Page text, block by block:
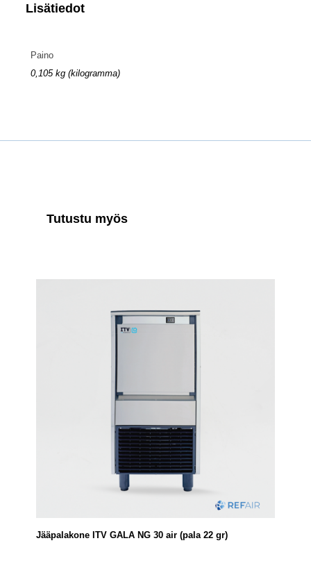
Lisätiedot
Paino
0,105 kg (kilogramma)
Tutustu myös
Jääpalakone ITV GALA NG 30 air (pala 22 gr)